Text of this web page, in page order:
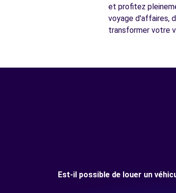
et profitez
voyage d'affaires,
transformer votre
Est-il possible de louer un